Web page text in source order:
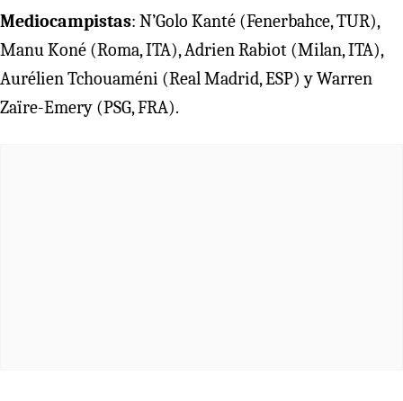
Mediocampistas: N’Golo Kanté (Fenerbahce, TUR),
Manu Koné (Roma, ITA), Adrien Rabiot (Milan, ITA),
Aurélien Tchouaméni (Real Madrid, ESP) y Warren
Zaïre-Emery (PSG, FRA).